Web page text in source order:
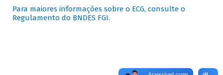
Para maiores informações sobre o ECG, consulte o
Regulamento do BNDES FGI.